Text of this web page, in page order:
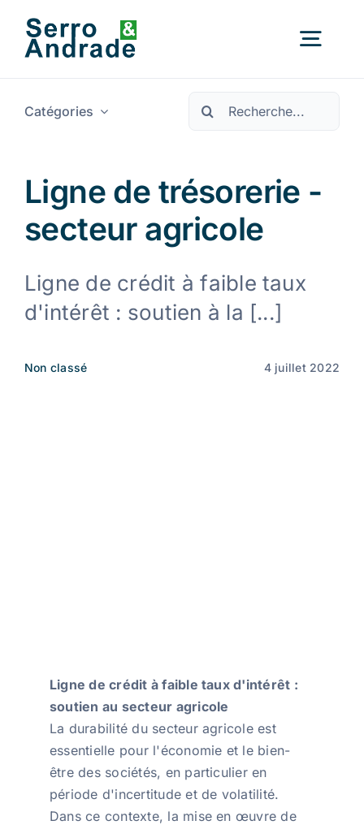
content
Accueil
Domaines
Ressources Nouveau
Catégories
Pesquisar
Ligne de trésorerie -
secteur agricole
Ligne de crédit à faible taux
d'intérêt : soutien à la [...]
Non classé 4 juillet 2022
Ligne de crédit à faible taux d'intérêt :
soutien au secteur agricole
La durabilité du secteur agricole est
essentielle pour l'économie et le bien-
être des sociétés, en particulier en
période d'incertitude et de volatilité.
Dans ce contexte, la mise en œuvre de